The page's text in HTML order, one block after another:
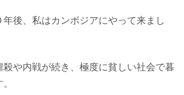
年後、私はカンボジアにやって来まし
殺や内戦が続き、極度に貧しい社会で暮